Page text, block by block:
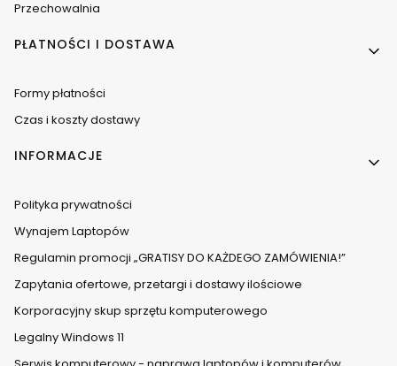
Przechowalnia
PŁATNOŚCI I DOSTAWA
Formy płatności
Czas i koszty dostawy
INFORMACJE
Polityka prywatności
Wynajem Laptopów
Regulamin promocji „GRATISY DO KAŻDEGO ZAMÓWIENIA!”
Zapytania ofertowe, przetargi i dostawy ilościowe
Korporacyjny skup sprzętu komputerowego
Legalny Windows 11